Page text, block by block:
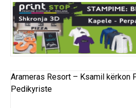
Arameras Resort – Ksamil kërkon
Pedikyriste